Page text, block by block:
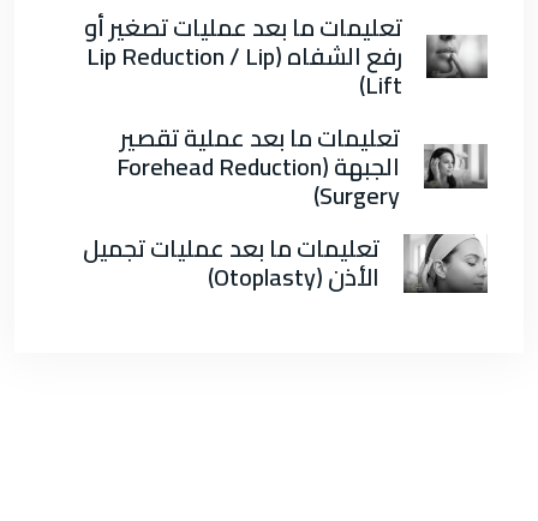
تعليمات ما بعد عمليات تصغير أو
رفع الشفاه (Lip Reduction / Lip
Lift)
تعليمات ما بعد عملية تقصير
الجبهة (Forehead Reduction
Surgery)
تعليمات ما بعد عمليات تجميل
الأذن (Otoplasty)